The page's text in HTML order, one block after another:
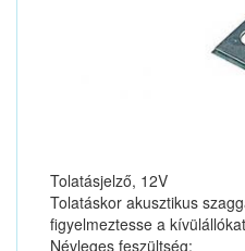
Tolatásjelző, 12V
Tolatáskor akusztikus
figyelmeztesse a
Névleges feszültség: